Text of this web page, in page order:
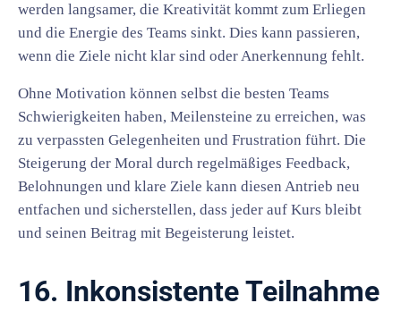
werden langsamer, die Kreativität kommt zum Erliegen
und die Energie des Teams sinkt. Dies kann passieren,
wenn die Ziele nicht klar sind oder Anerkennung fehlt.
Ohne Motivation können selbst die besten Teams
Schwierigkeiten haben, Meilensteine zu erreichen, was
zu verpassten Gelegenheiten und Frustration führt. Die
Steigerung der Moral durch regelmäßiges Feedback,
Belohnungen und klare Ziele kann diesen Antrieb neu
entfachen und sicherstellen, dass jeder auf Kurs bleibt
und seinen Beitrag mit Begeisterung leistet.
16. Inkonsistente Teilnahme